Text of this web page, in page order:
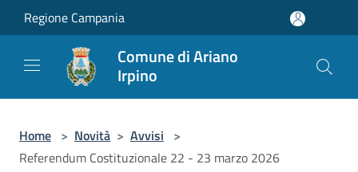
Salta al contenuto principale
Regione Campania
Comune di Ariano
Irpino
Home > Novità > Avvisi >
Referendum Costituzionale 22 - 23 marzo 2026